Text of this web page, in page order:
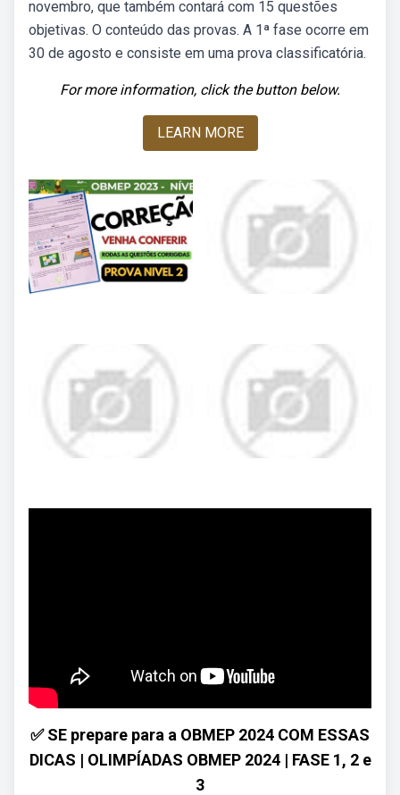
novembro, que também contará com 15 questões
objetivas. O conteúdo das provas. A 1ª fase ocorre em
30 de agosto e consiste em uma prova classificatória.
For more information, click the button below.
LEARN MORE
✅ SE prepare para a OBMEP 2024 COM ESSAS
DICAS | OLIMPÍADAS OBMEP 2024 | FASE 1, 2 e
3